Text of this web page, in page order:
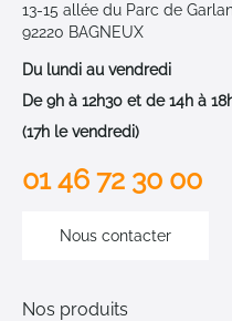
13-15 allée du Parc de
92220 BAGNEUX
Du lundi au vendredi
De 9h à 12h30 et de 14h à
(17h le vendredi)
01 46 72 30 00
Nous contacter
Nos produits